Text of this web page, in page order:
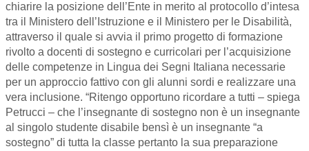
chiarire la posizione dell’Ente in merito al protocollo d’intesa
tra il Ministero dell’Istruzione e il Ministero per le Disabilità,
attraverso il quale si avvia il primo progetto di formazione
rivolto a docenti di sostegno e curricolari per l’acquisizione
delle competenze in Lingua dei Segni Italiana necessarie
per un approccio fattivo con gli alunni sordi e realizzare una
vera inclusione. “Ritengo opportuno ricordare a tutti – spiega
Petrucci – che l’insegnante di sostegno non è un insegnante
al singolo studente disabile bensì è un insegnante “a
sostegno” di tutta la classe pertanto la sua preparazione